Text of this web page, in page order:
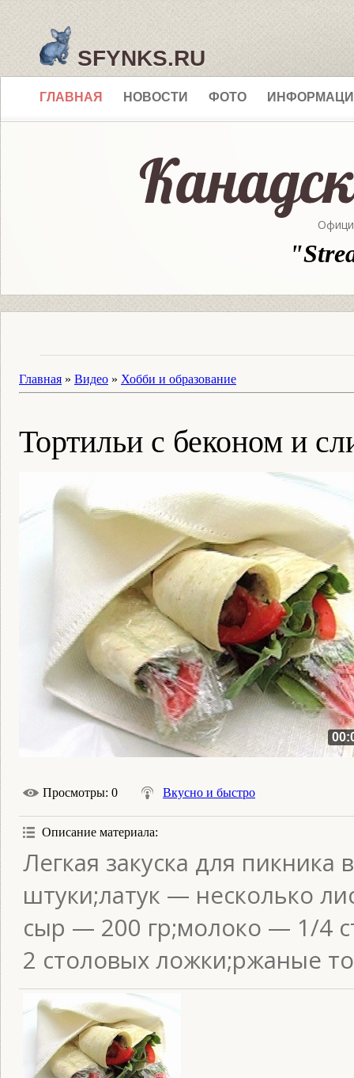
SFYNKS.RU
ГЛАВНАЯ НОВОСТИ ФОТО
Главная » Видео » Хобби и образование
Тортильи с беконом и
Просмотры: 0 Вкусно и быстро
Описание материала:
Легкая закуска для
штуки;латук — несколько
сыр — 200 гр;молоко — 1/4
2 столовых ложки;ржаные